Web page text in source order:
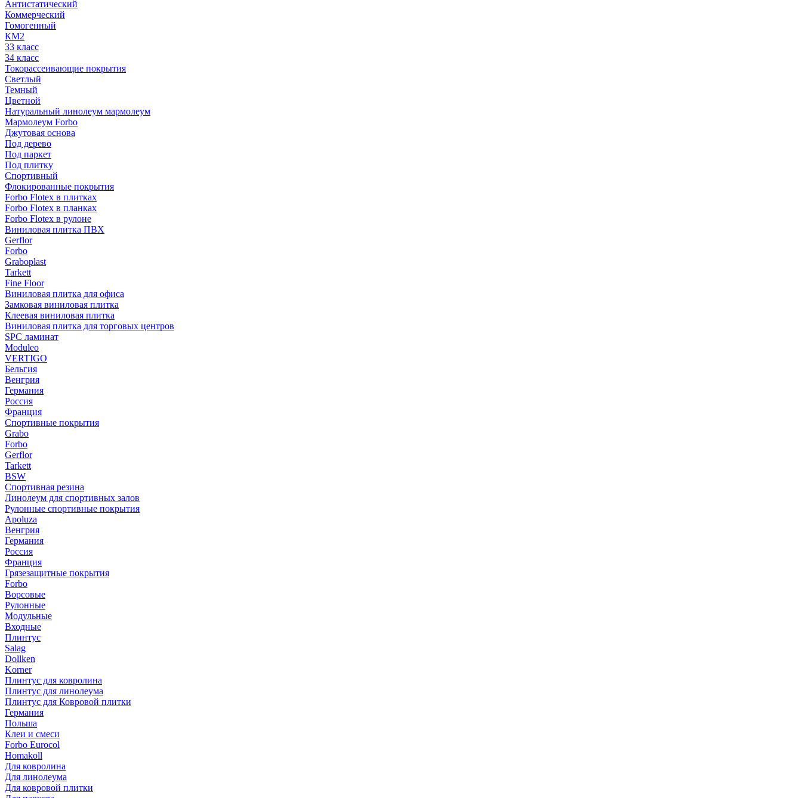
Антистатический
Коммерческий
Гомогенный
КМ2
33 класс
34 класс
Токорассеивающие покрытия
Светлый
Темный
Цветной
Натуральный линолеум мармолеум
Мармолеум Forbo
Джутовая основа
Под дерево
Под паркет
Под плитку
Спортивный
Флокированные покрытия
Forbo Flotex в плитках
Forbo Flotex в планках
Forbo Flotex в рулоне
Виниловая плитка ПВХ
Gerflor
Forbo
Graboplast
Tarkett
Fine Floor
Виниловая плитка для офиса
Замковая виниловая плитка
Клеевая виниловая плитка
Виниловая плитка для торговых центров
SPC ламинат
Moduleo
VERTIGO
Бельгия
Венгрия
Германия
Россия
Франция
Спортивные покрытия
Grabo
Forbo
Gerflor
Tarkett
BSW
Спортивная резина
Линолеум для спортивных залов
Рулонные спортивные покрытия
Apoluza
Венгрия
Германия
Россия
Франция
Грязезащитные покрытия
Forbo
Ворсовые
Рулонные
Модульные
Входные
Плинтус
Salag
Dollken
Korner
Плинтус для ковролина
Плинтус для линолеума
Плинтус для Ковровой плитки
Германия
Польша
Клеи и смеси
Forbo Eurocol
Homakoll
Для ковролина
Для линолеума
Для ковровой плитки